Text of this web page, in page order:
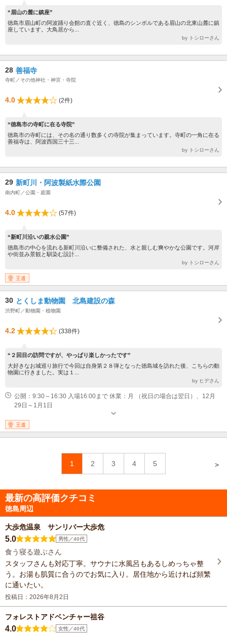
“眉山の麓に鎮座”
徳島市眉山町の阿波踊り会館の直ぐ近く、徳島のシンボルである眉山の北東山麓に鎮
座しています。大鳥居から...
by トシローさん
28 善福寺
寺町／その他神社・神宮・寺院
4.0 (2件)
“徳島市の寺町に在る寺院”
徳島市の寺町には、その名の通り数多くの寺院が集まっています。寺町の一角に在る
善福寺は、阿波西国三十三...
by トシローさん
29 新町川・阿波製紙水際公園
南内町／公園・庭園
4.0 (57件)
“新町川沿いの親水公園”
徳島市の中心を流れる新町川沿いに整備された、水と親しむ爽やかな公園です。河岸
や街並み景観と馴染む設計...
by トシローさん
王道
30 とくしま動物園 北島建設の森
渋野町／動物園・植物園
4.2 (338件)
“２回目の訪問ですが、やっぱり楽しかったです”
大好きなお城巡り旅行で今回は自身第２８弾となった徳島城を訪れた後、こちらの動
物園に行きました。実は１...
by ヒデさん
公開：9:30～16:30 入場16:00まで 休業：月 （祝日の場合は翌日）、12月
29日～1月1日
王道
1 2 3 4 5 ＞
最新の高評価クチコミ
徳島周辺
大歩危温泉 サンリバー大歩危
5.0 男性／40代
食う寝る遊ぶさん
スタッフさんも対応丁寧。サウナに水風呂もあるしめっちゃ整
う。お湯も肌質に合うのでお気に入り。居住地から近ければ頻繁
に通いたい。
投稿日：2026年8月2日
フォレストアドベンチャー祖谷
4.0 女性／40代